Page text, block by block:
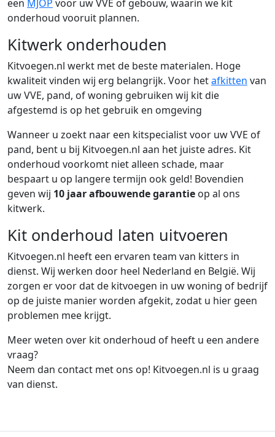
een MJOP voor uw VVE of gebouw, waarin we kit
onderhoud vooruit plannen.
Kitwerk onderhouden
Kitvoegen.nl werkt met de beste materialen. Hoge
kwaliteit vinden wij erg belangrijk. Voor hetafkitten van
uw VVE, pand, of woning gebruiken wij kit die
afgestemd is op het gebruik en omgeving
Wanneer u zoekt naar een kitspecialist voor uw VVE of
pand, bent u bij Kitvoegen.nl aan het juiste adres. Kit
onderhoud voorkomt niet alleen schade, maar
bespaart u op langere termijn ook geld! Bovendien
geven wij 10 jaar afbouwende garantie op al ons
kitwerk.
Kit onderhoud laten uitvoeren
Kitvoegen.nl heeft een ervaren team van kitters in
dienst. Wij werken door heel Nederland en België. Wij
zorgen er voor dat de kitvoegen in uw woning of bedrijf
op de juiste manier worden afgekit, zodat u hier geen
problemen mee krijgt.
Meer weten over kit onderhoud of heeft u een andere
vraag?
Neem dan contact met ons op! Kitvoegen.nl is u graag
van dienst.